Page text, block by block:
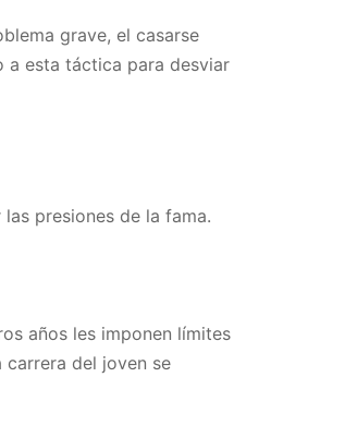
grave, el casarse
a esta táctica para desviar
presiones de la fama.
años les imponen límites
del joven se